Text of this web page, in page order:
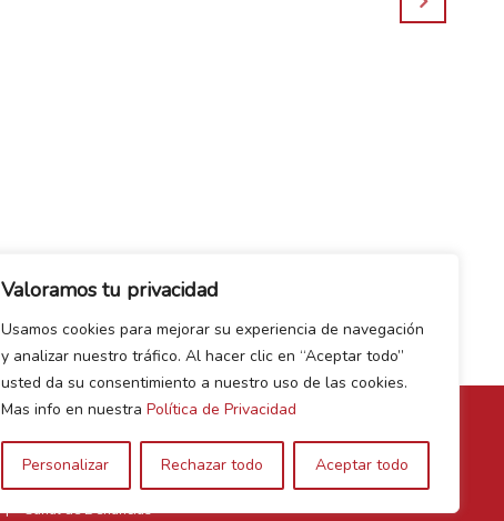
Valoramos tu privacidad
Usamos cookies para mejorar su experiencia de navegación
y analizar nuestro tráfico. Al hacer clic en “Aceptar todo”
usted da su consentimiento a nuestro uso de las cookies.
Mas info en nuestra Política de Privacidad
Personalizar Rechazar todo Aceptar todo
Canal de Denuncias